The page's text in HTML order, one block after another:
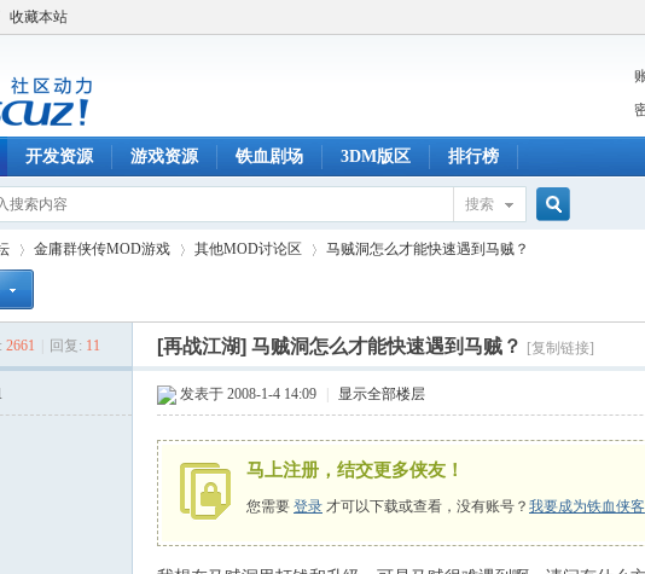
收藏本站
开发资源 游戏资源 铁血剧场 3DM版区 排行榜
搜索
索
›
金庸群侠传MOD游戏
›
其他MOD讨论区
›
马贼洞怎么才能快速遇到马贼？
2661 回复: 11 [再战江湖] 马贼洞怎么才能快速遇到马贼？ [复制链接]
发表于 2008-1-4 14:09 显示全部楼层
马上注册，结交更多侠友！
您需要 登录 才可以下载或查看，没有账号？ 我要成为铁血侠客